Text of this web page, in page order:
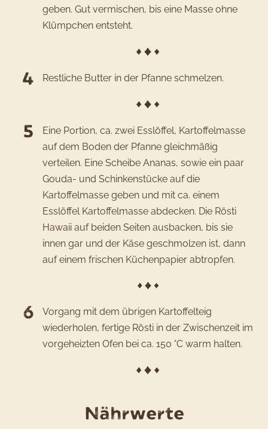
geben. Gut vermischen, bis eine Masse ohne
Klümpchen entsteht.
Restliche Butter in der Pfanne schmelzen.
Eine Portion, ca. zwei Esslöffel, Kartoffelmasse
auf dem Boden der Pfanne gleichmäßig
verteilen. Eine Scheibe Ananas, sowie ein paar
Gouda- und Schinkenstücke auf die
Kartoffelmasse geben und mit ca. einem
Esslöffel Kartoffelmasse abdecken. Die Rösti
Hawaii auf beiden Seiten ausbacken, bis sie
innen gar und der Käse geschmolzen ist, dann
auf einem frischen Küchenpapier abtropfen.
Vorgang mit dem übrigen Kartoffelteig
wiederholen, fertige Rösti in der Zwischenzeit im
vorgeheizten Ofen bei ca. 150 °C warm halten.
Nährwertefür